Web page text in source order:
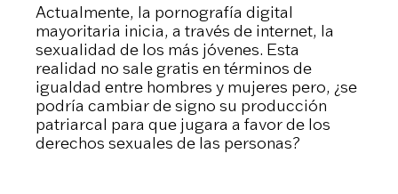
Actualmente, la pornografía digital
mayoritaria inicia, a través de internet, la
sexualidad de los más jóvenes. Esta
realidad no sale gratis en términos de
igualdad entre hombres y mujeres pero, ¿se
podría cambiar de signo su producción
patriarcal para que jugara a favor de los
derechos sexuales de las personas?